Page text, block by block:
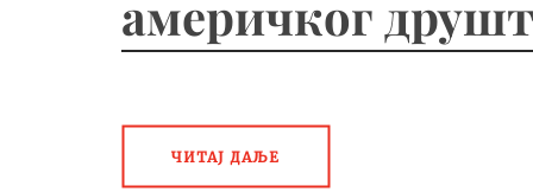
америчког
ЧИТАЈ ДАЉЕ